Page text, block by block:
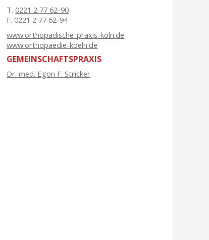
T.0221 2 77 62-90
F. 0221 2 77 62-94
www.orthopädische-praxis-köln.de
www.orthopaedie-koeln.de
GEMEINSCHAFTSPRAXIS
Dr. med. Egon F. Stricker